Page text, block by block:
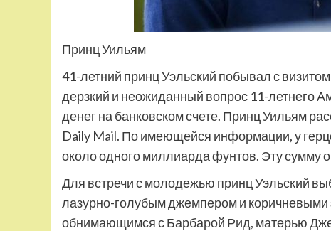
Принц Уильям
41-летний принц Уэльский побывал с
дерзкий и неожиданный вопрос 11-летнего
денег на банковском счете. Принц Уильям
Daily Mail. По имеющейся информации, у
около одного миллиарда фунтов. Эту сумму
Для встречи с молодежью принц Уэльский
лазурно-голубым джемпером и
обнимающимся с Барбарой Рид, матерью